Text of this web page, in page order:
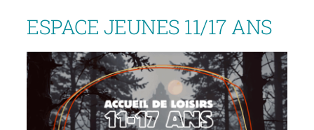
ESPACE JEUNES 11/17 ANS